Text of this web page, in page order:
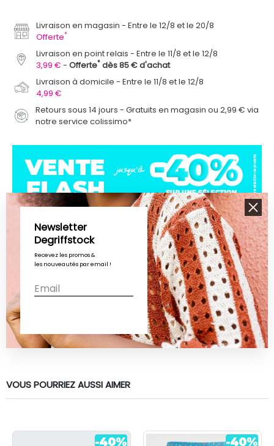
Livraison en magasin
Entre le 12/8 et le 20/8
Offerte*
Livraison en point relais
Entre le 11/8 et le 12/8
3,99 €
Offerte* dès 85 € d'achat
Livraison à domicile
Entre le 11/8 et le 12/8
4,99 €
Retours sous 14 jours - Gratuits en magasin ou 2,99 € via
notre service colissimo*
Description Détails du produit
Dégriffstock vous propose ce short de bain pour homme de
la marque PANAME BROTHERS à prix dégriffé.Saison :
Printemps/Eté
VOUS POURRIEZ AUSSI AIMER
Newsletter
Degriffstock
Recevez les promos &
les nouveautés par email !